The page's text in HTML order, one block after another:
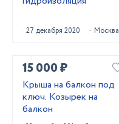
27 декабря 2020 Москва
15 000 ₽
Крыша на балкон под
ключ. Козырек на
балкон